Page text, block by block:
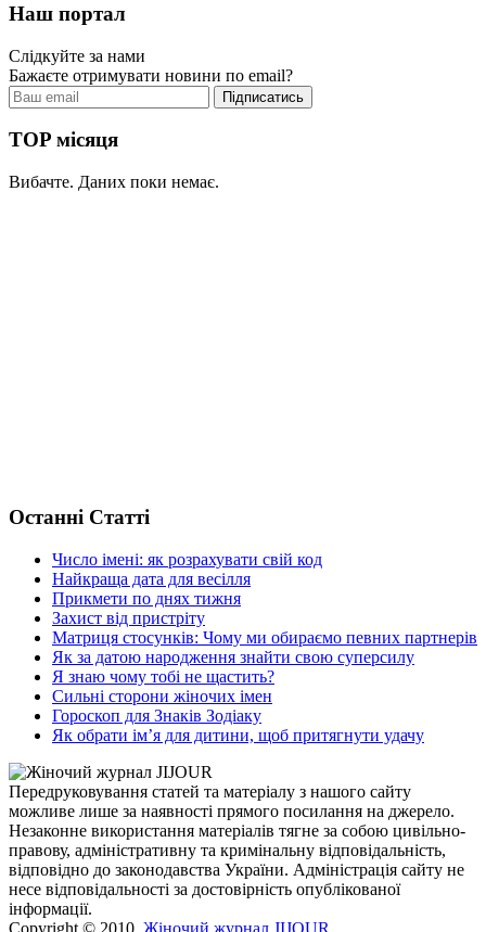
Наш портал
Слідкуйте за нами
Бажаєте отримувати новини по email?
TOP місяця
Вибачте. Даних поки немає.
Останні Статті
Число імені: як розрахувати свій код
Найкраща дата для весілля
Прикмети по днях тижня
Захист від пристріту
Матриця стосунків: Чому ми обираємо певних партнерів
Як за датою народження знайти свою суперсилу
Я знаю чому тобі не щастить?
Сильні сторони жіночих імен
Гороскоп для Знаків Зодіаку
Як обрати ім’я для дитини, щоб притягнути удачу
Передруковування статей та матеріалу з нашого сайту
можливе лише за наявності прямого посилання на джерело.
Незаконне використання матеріалів тягне за собою цивільно-
правову, адміністративну та кримінальну відповідальність,
відповідно до законодавства України. Адміністрація сайту не
несе відповідальності за достовірність опублікованої
інформації.
Copyright © 2010, Жіночий журнал JIJOUR